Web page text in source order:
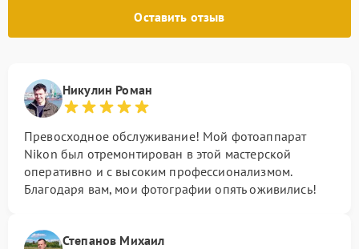
Оставить отзыв
Никулин Роман
Превосходное обслуживание! Мой фотоаппарат
Nikon был отремонтирован в этой мастерской
оперативно и с высоким профессионализмом.
Благодаря вам, мои фотографии опять оживились!
Степанов Михаил